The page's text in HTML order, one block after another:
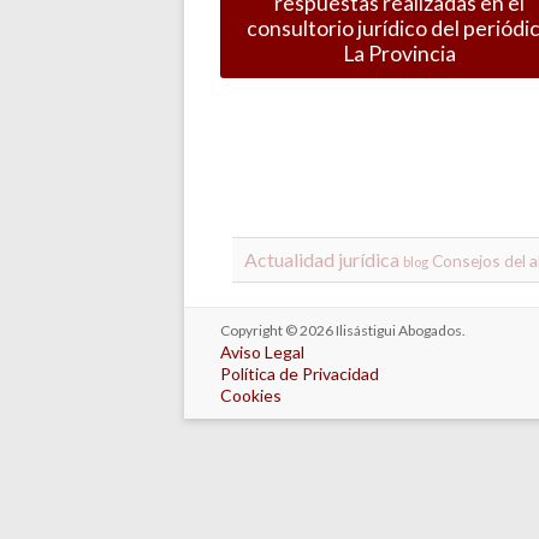
consultorio jurídico del
La Provincia
Actualidad jurídica blog Consejos del
Copyright © 2026 Ilisástigui Abogados.
Aviso Legal
Política de Privacidad
Cookies